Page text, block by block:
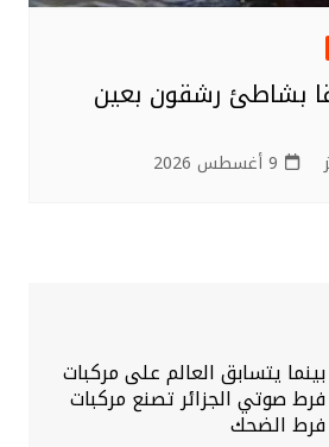
بشاطئ رشقون بعين
9 أغسطس 2026
بينما يتسابق العالم على مركبات
فرط صوتي الجزائر تصنع مركبات
فرط الضحك